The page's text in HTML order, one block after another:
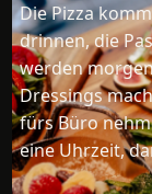
Die Pizza
drinnen, die
werden
Dressings
fürs Büro
eine Uhrzeit,